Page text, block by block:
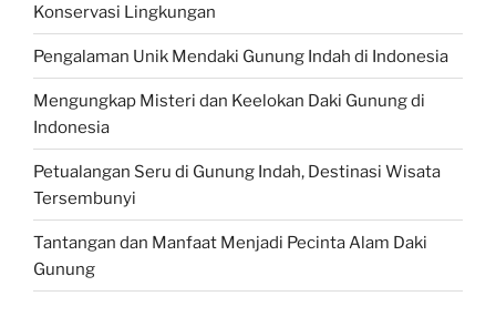
Konservasi Lingkungan
Pengalaman Unik Mendaki Gunung Indah di Indonesia
Mengungkap Misteri dan Keelokan Daki Gunung di
Indonesia
Petualangan Seru di Gunung Indah, Destinasi Wisata
Tersembunyi
Tantangan dan Manfaat Menjadi Pecinta Alam Daki
Gunung